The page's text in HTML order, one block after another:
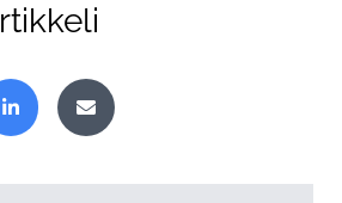
Jaa LinkedInissäJaa sähköpostitse